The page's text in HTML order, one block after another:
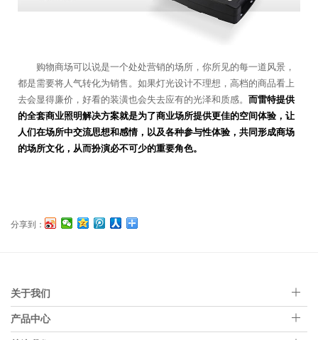
购物商场可以说是一个处处营销的场所，你所见的每一道风景，
都是需要将人气转化为销售。如果灯光设计不理想，高档的商品看上
去会显得廉价，好看的装潢也会失去应有的光泽和质感。 而雷特提供
的全套商业照明解决方案就是为了商业场所提供更佳的空间体验，让
人们在场所中交流思想和感情，以及各种参与性体验，共同形成商场
的场所文化，从而扮演必不可少的重要角色。
分享到：
关于我们
产品中心